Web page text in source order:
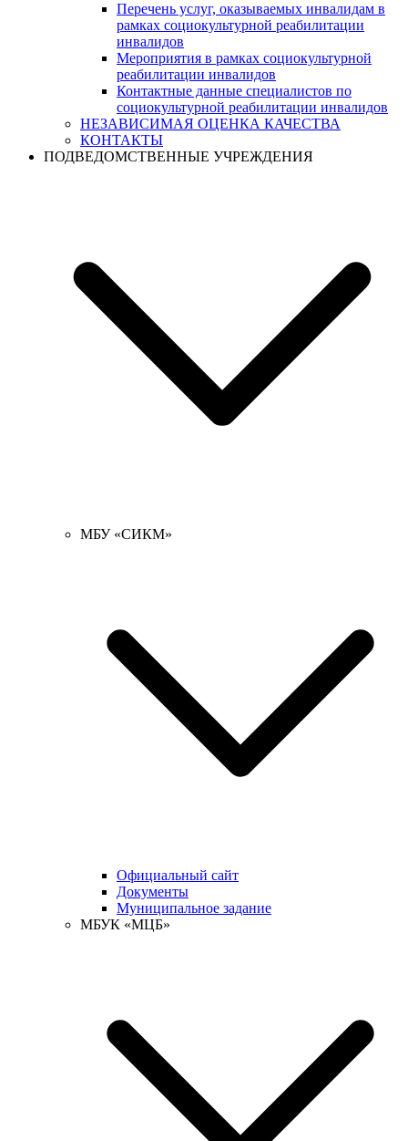
Перечень услуг, оказываемых инвалидам в
рамках социокультурной реабилитации
инвалидов
Мероприятия в рамках социокультурной
реабилитации инвалидов
Контактные данные специалистов по
социокультурной реабилитации инвалидов
НЕЗАВИСИМАЯ ОЦЕНКА КАЧЕСТВА
КОНТАКТЫ
ПОДВЕДОМСТВЕННЫЕ УЧРЕЖДЕНИЯ
МБУ «СИКМ»
Официальный сайт
Документы
Муниципальное задание
МБУК «МЦБ»